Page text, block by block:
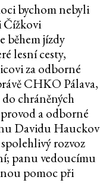
bychom nebyli
Čížkovi
během jízdy
lesní cesty,
za odborné
CHKO Pálava,
chráněných
a odborné
Davidu
rozvoz
panu vedoucímu
pomoc při